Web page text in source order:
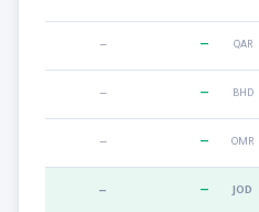
QAR
—
—
BHD
—
—
OMR
—
—
JOD
—
—